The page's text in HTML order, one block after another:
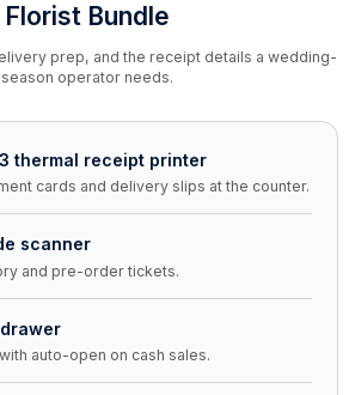
Florist Bundle
prep, and the receipt details a wedding-
season operator needs.
thermal receipt printer
cards and delivery slips at the counter.
scanner
and pre-order tickets.
drawer
auto-open on cash sales.